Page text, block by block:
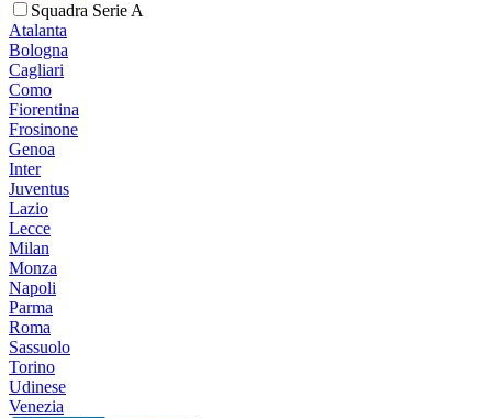
Squadra Serie A
Atalanta
Bologna
Cagliari
Como
Fiorentina
Frosinone
Genoa
Inter
Juventus
Lazio
Lecce
Milan
Monza
Napoli
Parma
Roma
Sassuolo
Torino
Udinese
Venezia